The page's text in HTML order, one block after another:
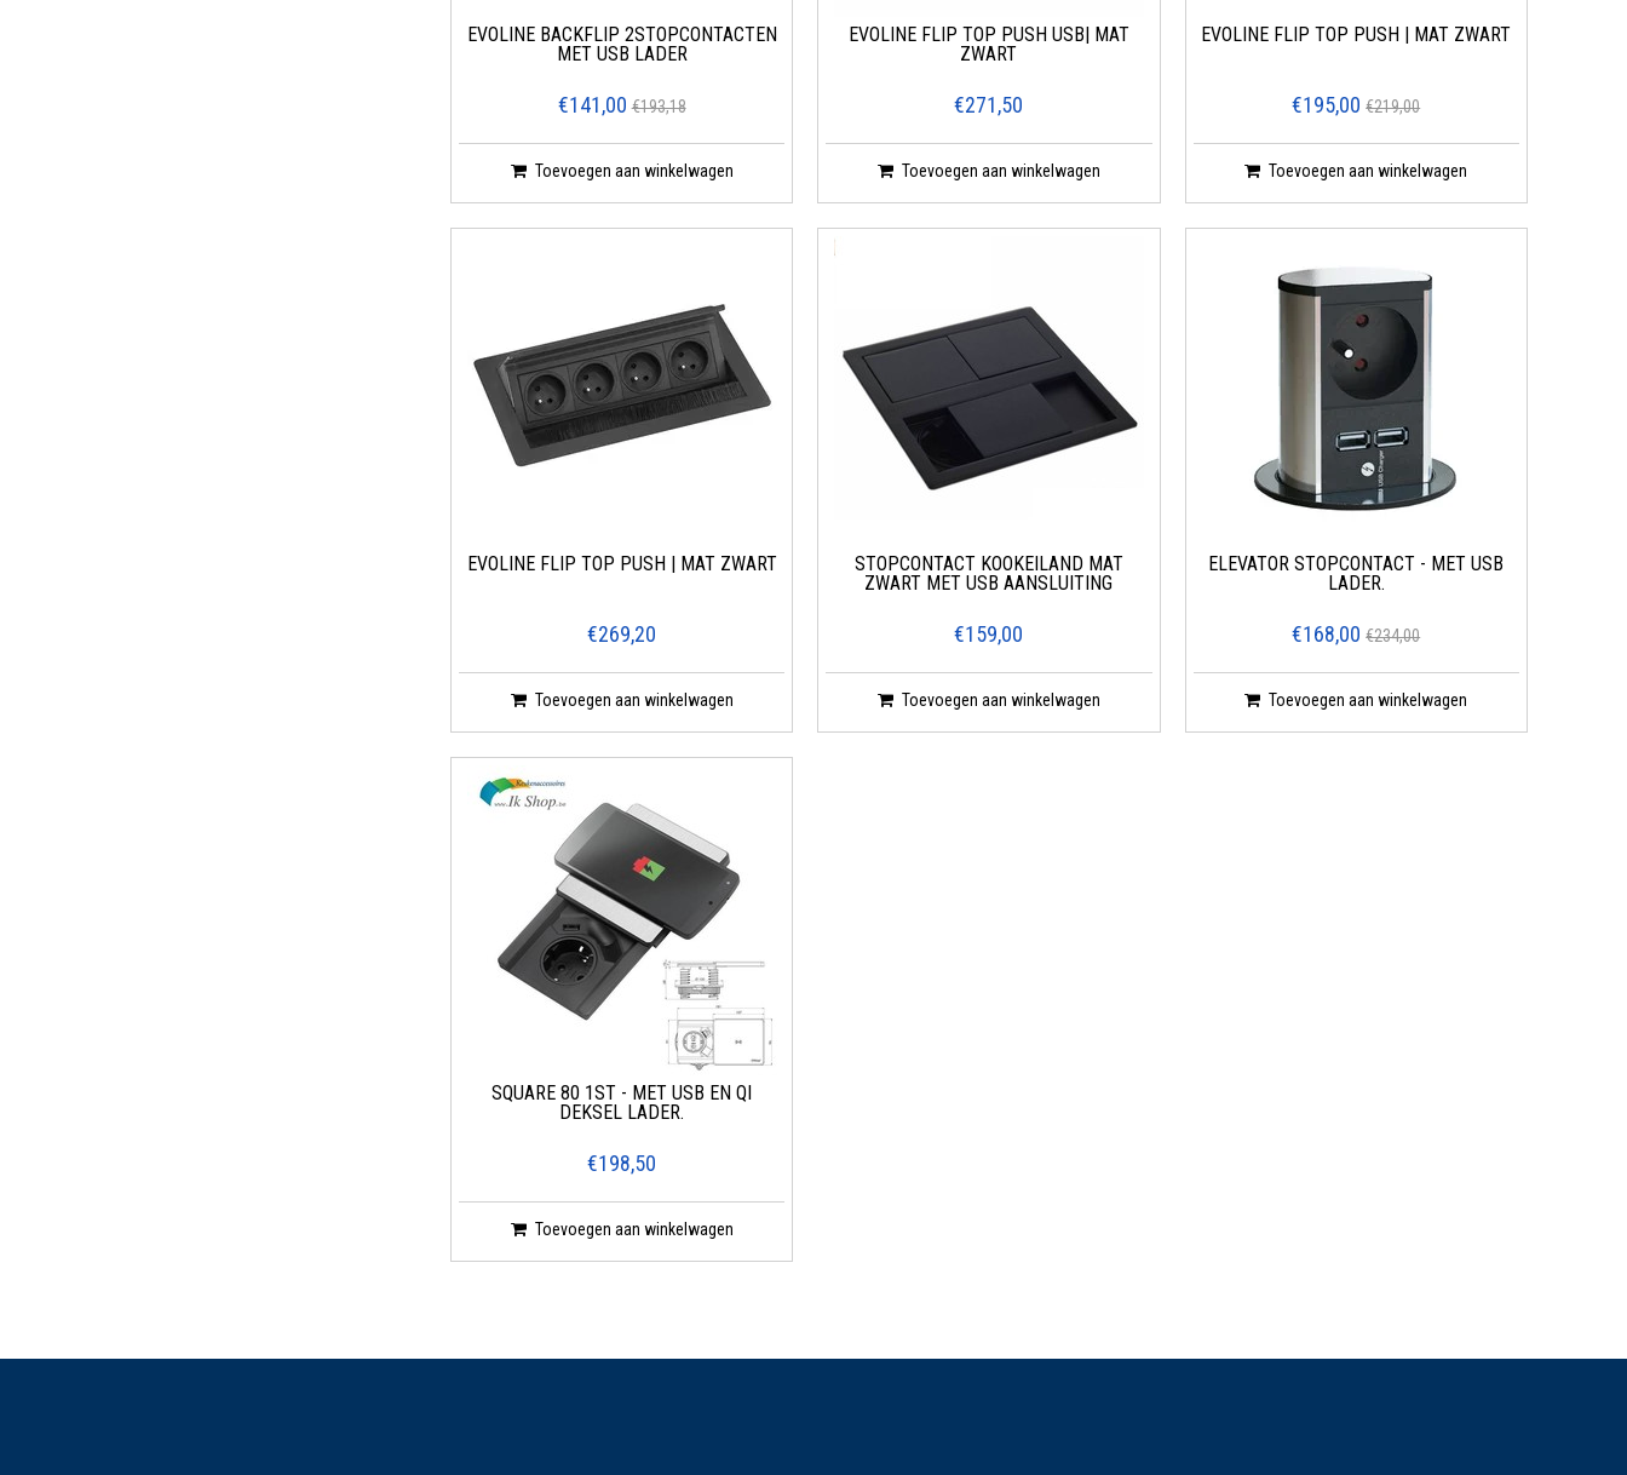
EVOLINE BACKFLIP 2STOPCONTACTEN
MET USB LADER
€141,00 €193,18
Toevoegen aan winkelwagen
EVOLINE FLIP TOP PUSH USB| MAT
ZWART
€271,50
Toevoegen aan winkelwagen
EVOLINE FLIP TOP PUSH | MAT ZWART
€195,00 €219,00
Toevoegen aan winkelwagen
EVOLINE FLIP TOP PUSH | MAT ZWART
€269,20
Toevoegen aan winkelwagen
STOPCONTACT KOOKEILAND MAT
ZWART MET USB AANSLUITING
€159,00
Toevoegen aan winkelwagen
ELEVATOR STOPCONTACT - MET USB
LADER.
€168,00 €234,00
Toevoegen aan winkelwagen
SQUARE 80 1ST - MET USB ÉN QI
DEKSEL LADER.
€198,50
Toevoegen aan winkelwagen